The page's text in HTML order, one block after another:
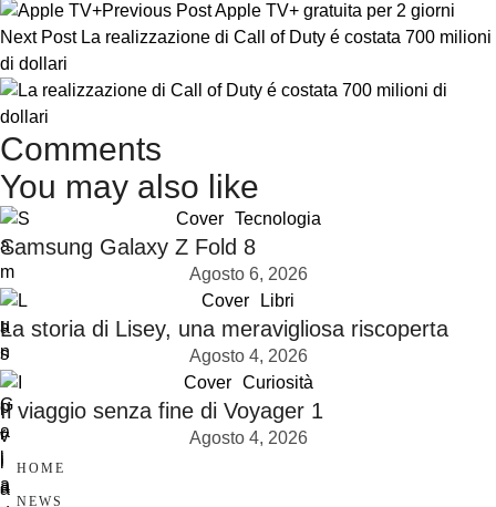
Previous PostApple TV+ gratuita per 2 giorni
Next Post La realizzazione di Call of Duty é costata 700 milioni
di dollari
Comments
You may also like
Cover Tecnologia
Samsung Galaxy Z Fold 8
Agosto 6, 2026
Cover
Libri
La storia di Lisey, una meravigliosa riscoperta
Agosto 4, 2026
Cover
Curiosità
Il viaggio senza fine di Voyager 1
Agosto 4, 2026
HOME
NEWS